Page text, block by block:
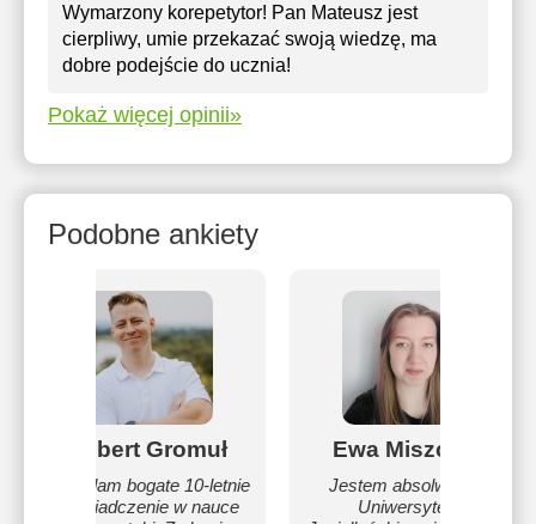
Wymarzony korepetytor! Pan Mateusz jest
cierpliwy, umie przekazać swoją wiedzę, ma
dobre podejście do ucznia!
Pokaż więcej opinii»
Podobne ankiety
Robert Gromuł
Posiadam bogate 10-letnie
doświadczenie w nauce
Ewa Miszczyk
Jestem absolwentką
Uniwersytetu